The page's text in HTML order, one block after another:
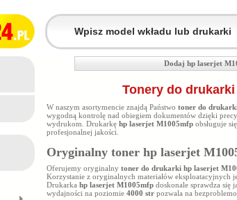
Dodaj hp laserjet
Tonery do
W naszym asortymencie znajdą Państwo toner do
wygodną kontrolę nad obiegiem dokumentów dzięki
wydrukom. Drukarkę hp laserjet M1005mfp obsługuje
profesjonalnej jakości.
Oryginalny toner hp laserjet
Oferujemy oryginalny toner do drukarki hp laserjet
Korzystanie z oryginalnych materiałów eksploatacyjnych
Drukarka hp laserjet M1005mfp doskonale sprawdza się
wydajności na poziomie 4000 str pozwala na